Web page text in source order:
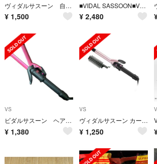
ヴィダルサスーン 自動カールドライヤー
¥ 1,500
■VIDAL SASSOON■VSI-1050+KBE-3200 セット■新品■
¥ 2,480
VS
ビダルサスーン ヘアアイロン 32mm
¥ 1,380
VS
ヴィダルサスーン カールアイロン (パイプ径 19mm) ピンク VSI-191
¥ 1,250